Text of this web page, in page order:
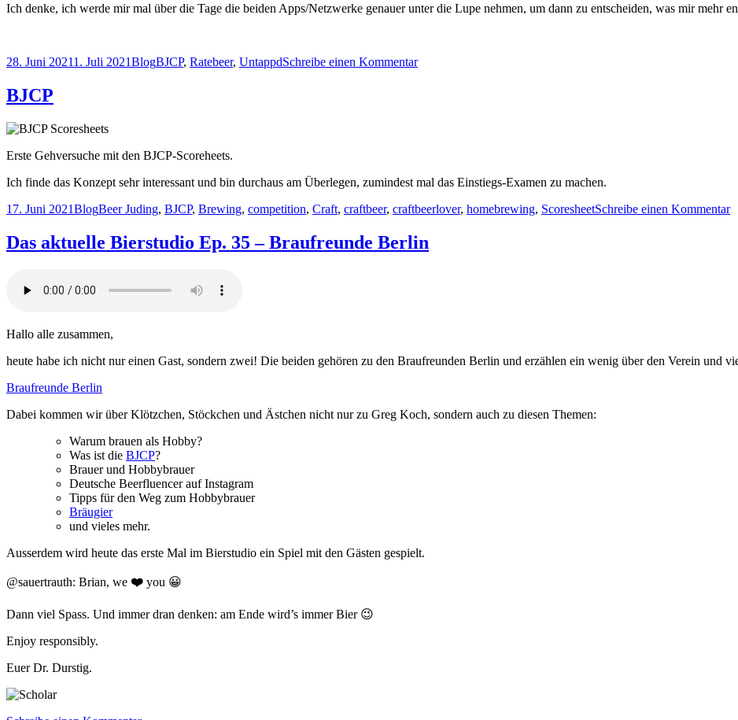
Ich denke, ich werde mir mal über die Tage die beiden Apps/Netzwerke genauer unter die Lupe nehmen, um dann zu entscheiden, was mir mehr
Veröffentlicht
28. Juni 20211. Juli 2021Kategorien
BlogSchlagwörter
BJCP, Ratebeer, UntappdSchreibe einen Kommentarzu
BJCP
Erste Gehversuche mit den BJCP-Scoreheets.
Ich finde das Konzept sehr interessant und bin durchaus am Überlegen, zumindest mal das Einstiegs-Examen zu machen.
Veröffentlicht
17. Juni 2021Kategorien
BlogSchlagwörter
Beer Juding, BJCP, Brewing, competition, Craft, craftbeer, craftbeerlover, homebrewing, ScoresheetSchreibe einen Kommentarzu
Das aktuelle Bierstudio Ep. 35 – Braufreunde Berlin
Hallo alle zusammen,
heute habe ich nicht nur einen Gast, sondern zwei! Die beiden gehören zu den Braufreunden Berlin und erzählen ein wenig über den Verein und
Braufreunde Berlin
Dabei kommen wir über Klötzchen, Stöckchen und Ästchen nicht nur zu Greg Koch, sondern auch zu diesen Themen:
Warum brauen als Hobby?
Was ist die BJCP?
Brauer und Hobbybrauer
Deutsche Beerfluencer auf Instagram
Tipps für den Weg zum Hobbybrauer
Bräugier
und vieles mehr.
Ausserdem wird heute das erste Mal im Bierstudio ein Spiel mit den Gästen gespielt.
@sauertrauth: Brian, we ❤️ you 😀
Dann viel Spass. Und immer dran denken: am Ende wird’s immer Bier 😉
Enjoy responsibly.
Euer Dr. Durstig.